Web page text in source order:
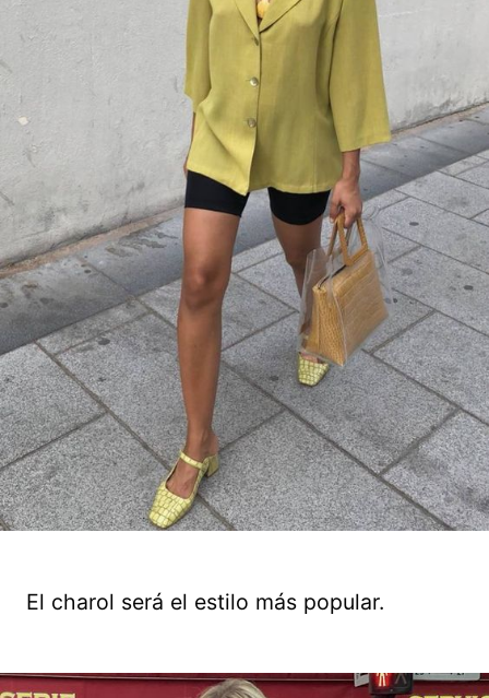
El charol será el estilo más popular.